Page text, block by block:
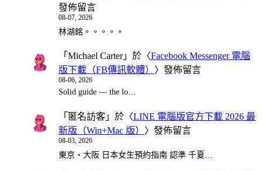
發佈留言
08-07, 2026
林湖銘。。。。。
「 Michael Carter」於〈Facebook Messenger 電腦
版下載（FB傳訊軟體） 〉發佈留言
08-06, 2026
Solid guide — the lo…
「 匿名訪客 」於〈LINE 電腦版官方下載 2026 最
新版（Win+Mac 版） 〉發佈留言
08-03, 2026
東京・大阪 日本女生預約指南 認準 千夏…